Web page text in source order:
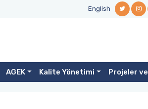
English
AGEK Kalite Yönetimi Projeler